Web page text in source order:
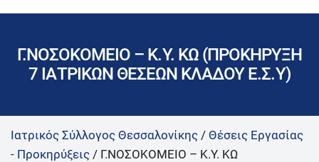
m
Γ.ΝΟΣΟΚΟΜΕΙΟ – Κ.Υ. ΚΩ (ΠΡΟΚΗΡΥΞΗ
7 ΙΑΤΡΙΚΩΝ ΘΕΣΕΩΝ ΚΛΑΔΟΥ Ε.Σ.Υ)
Ιατρικός Σύλλογος Θεσσαλονίκης / Θέσεις Εργασίας
- Προκηρύξεις / Γ.ΝΟΣΟΚΟΜΕΙΟ – Κ.Υ. ΚΩ